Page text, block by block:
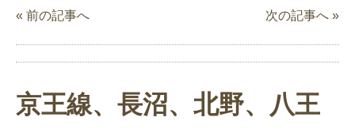
« 前の記事へ 次の記事へ »
京王線、長沼、北野、八王